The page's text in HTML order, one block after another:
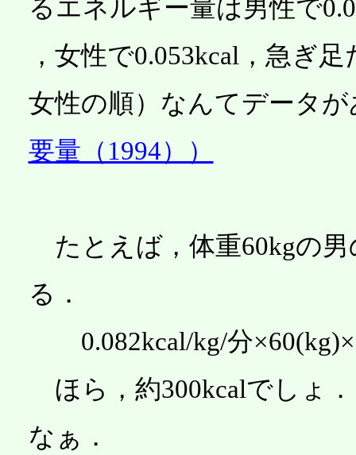
るエネルギー量は男性で
，女性で0.053kcal，急ぎ
女性の順）なんてデータが
要量（1994））
たとえば，体重60kgの
る．
0.082kcal/kg/分
ほら，約300kcalでしょ
なぁ．